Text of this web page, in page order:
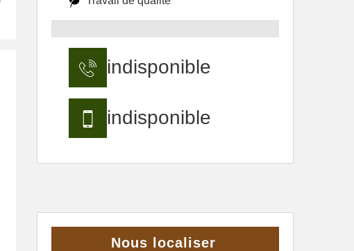
indisponible
indisponible
Nous localiser